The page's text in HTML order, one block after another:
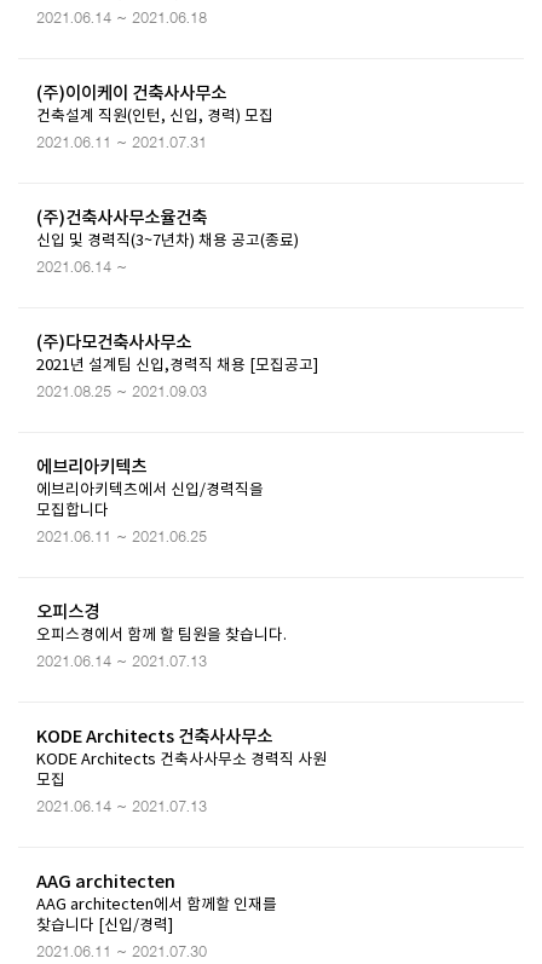
2021.06.14 ~ 2021.06.18
(주)이이케이 건축사사무소
건축설계 직원(인턴, 신입, 경력) 모집
2021.06.11 ~ 2021.07.31
(주)건축사사무소율건축
신입 및 경력직(3~7년차) 채용 공고(종료)
2021.06.14 ~
(주)다모건축사사무소
2021년 설계팀 신입,경력직 채용 [모집공고]
2021.08.25 ~ 2021.09.03
에브리아키텍츠
에브리아키텍츠에서 신입/경력직을
모집합니다
2021.06.11 ~ 2021.06.25
오피스경
오피스경에서 함께 할 팀원을 찾습니다.
2021.06.14 ~ 2021.07.13
KODE Architects 건축사사무소
KODE Architects 건축사사무소 경력직 사원
모집
2021.06.14 ~ 2021.07.13
AAG architecten
AAG architecten에서 함께할 인재를
찾습니다 [신입/경력]
2021.06.11 ~ 2021.07.30